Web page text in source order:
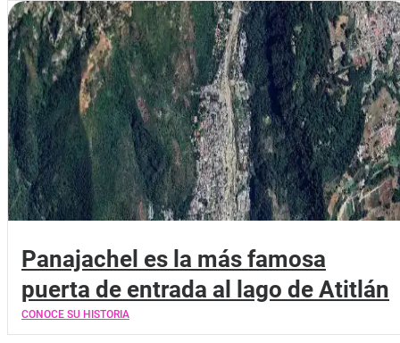
Panajachel es la más famosa
puerta de entrada al lago de Atitlán
CONOCE SU HISTORIA